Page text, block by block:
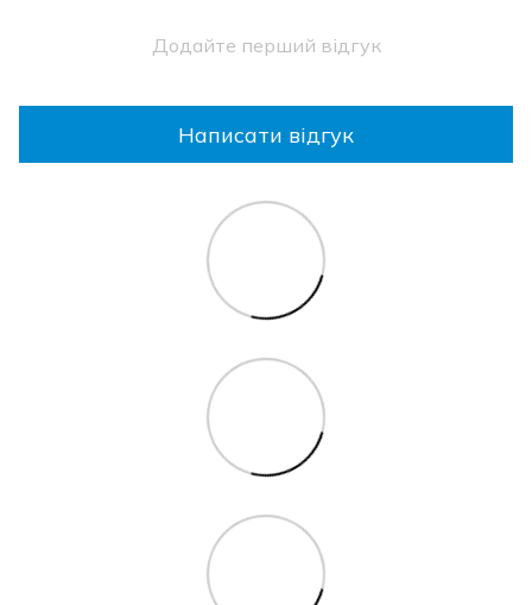
Додайте перший відгук
Написати відгук